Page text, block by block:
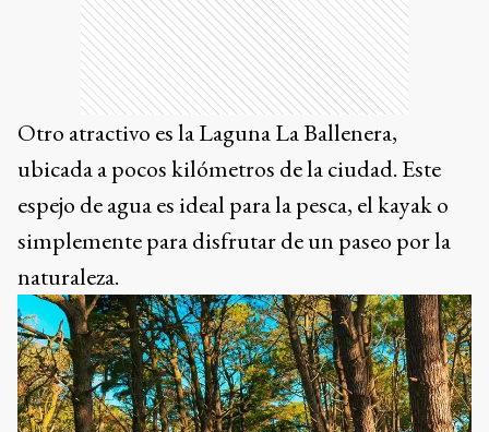
Otro atractivo es la Laguna La Ballenera,
ubicada a pocos kilómetros de la ciudad. Este
espejo de agua es ideal para la pesca, el kayak o
simplemente para disfrutar de un paseo por la
naturaleza.